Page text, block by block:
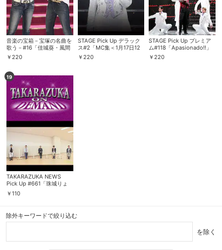
購入明細 ４ヵ月分の購入明細の確認が可能です。
Myクーポン
現在獲得済みのお得なクーポンを確認でき
購入履歴
お気に入り
閲覧履歴
スマホなどでRakuten TVを視聴する際のデ
バイス連携の設定ができます。
音楽の宝箱－宝塚の名曲を
歌う－#16「佳城葵・風間
柚乃」
￥220
STAGE Pick Up デラック
ス#2「MC集＜1月17日12
時公演より＞」～月組
『Eternita』より～
￥220
STAGE Pick Up プレミア
ム#118「Apasionado!!」
～月組『Eternita』より～
￥220
19
TAKARAZUKA NEWS
Pick Up #661「珠城りょ
う 3Days Special
LIVE『Eternita』稽古場レ
￥110
除外キーワードで絞り込む
を除く